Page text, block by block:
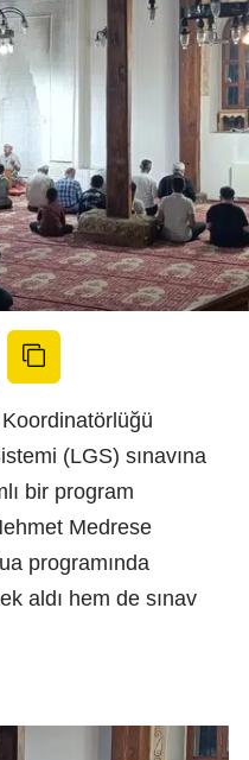
(LGS) sınavına
bir program
Medrese
programında
aldı hem de sınav